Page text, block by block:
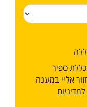
ספיר
אליי במענה
מדיניות